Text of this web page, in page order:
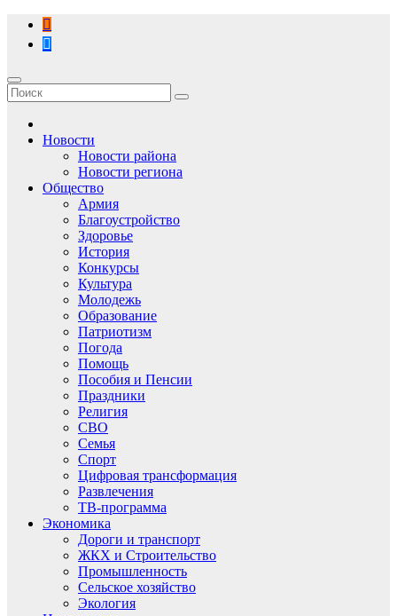
Перейти
содержимому
Новости
Новости района
Новости региона
Общество
Армия
Благоустройство
Здоровье
История
Конкурсы
Культура
Молодежь
Образование
Патриотизм
Погода
Помощь
Пособия и Пенсии
Праздники
Религия
СВО
Семья
Спорт
Цифровая трансформация
Развлечения
ТВ-программа
Экономика
Дороги и транспорт
ЖКХ и Строительство
Промышленность
Сельское хозяйство
Экология